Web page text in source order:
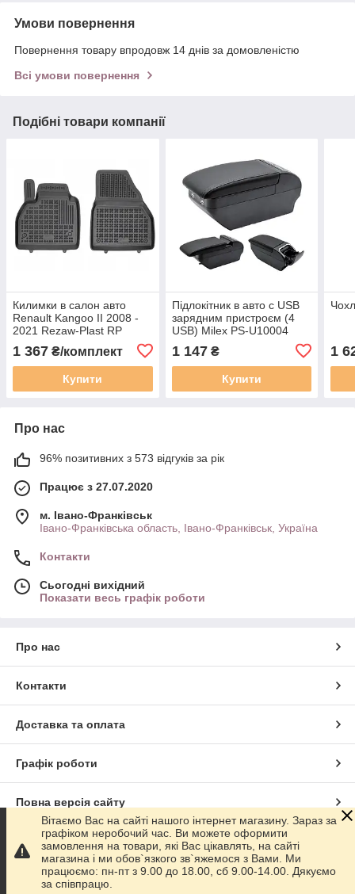
Умови повернення
Повернення товару впродовж 14 днів за домовленістю
Всі умови повернення
Подібні товари компанії
Килимки в салон авто
Renault Kangoo II 2008 -
2021 Rezaw-Plast RP
1 367 ₴/комплект
Купити
Підлокітник в авто с USB
зарядним пристроєм (4
USB) Milex PS-U10004
1 147₴
Купити
1
Про нас
96% позитивних з 573 відгуків за рік
Працює з 27.07.2020
м. Івано-Франківськ
Івано-Франківська область, Івано-Франківськ, Україна
Контакти
Сьогодні вихідний
Показати весь графік роботи
Про нас
Контакти
Доставка та оплата
Графік роботи
Повна версія сайту
Сайт створено на маркетплейсіProm.ua
Політика конфіденційності
Вітаємо Вас на сайті нашого інтернет магазину. Зараз за
графіком неробочий час. Ви можете оформити
замовлення на товари, які Вас цікавлять, на сайті
магазина і ми обов`язкого зв`яжемося з Вами. Ми
працюємо: пн-пт з 9.00 до 18.00, сб 9.00-14.00. Дякуємо
за співпрацю.